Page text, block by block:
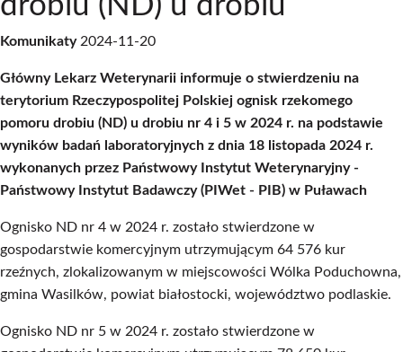
Komunikaty 2024-11-20
Główny Lekarz Weterynarii informuje o stwierdzeniu na
terytorium Rzeczypospolitej Polskiej ognisk rzekomego
pomoru drobiu (ND) u drobiu nr 4 i 5 w 2024 r. na podstawie
wyników badań laboratoryjnych z dnia 18 listopada 2024 r.
wykonanych przez Państwowy Instytut Weterynaryjny -
Państwowy Instytut Badawczy (PIWet - PIB) w Puławach
Ognisko ND nr 4 w 2024 r. zostało stwierdzone w
gospodarstwie komercyjnym utrzymującym 64 576 kur
rzeźnych, zlokalizowanym w miejscowości Wólka Poduchowna,
gmina Wasilków, powiat białostocki, województwo podlaskie.
Ognisko ND nr 5 w 2024 r. zostało stwierdzone w